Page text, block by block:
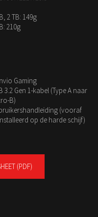
2 TB: 149g
210g
Gaming
3.2 Gen 1-kabel (Type A naar
B)
(vooraf
op de harde schijf)
(PDF)